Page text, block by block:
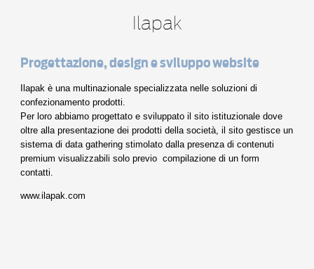
Ilapak
Progettazione, design e sviluppo website
Ilapak è una multinazionale specializzata nelle soluzioni di
confezionamento prodotti.
Per loro abbiamo progettato e sviluppato il sito istituzionale dove
oltre alla presentazione dei prodotti della società, il sito gestisce un
sistema di data gathering stimolato dalla presenza di contenuti
premium visualizzabili solo previo compilazione di un form
contatti.
www.ilapak.com